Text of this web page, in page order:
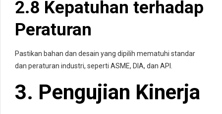
2.8 Kepatuhan terhadap
Peraturan
Pastikan bahan dan desain yang dipilih mematuhi standar
dan peraturan industri, seperti ASME, DIA, dan API.
3. Pengujian Kinerja